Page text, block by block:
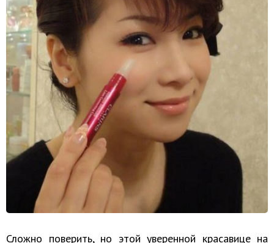
Сложно поверить, но этой уверенной красавице на